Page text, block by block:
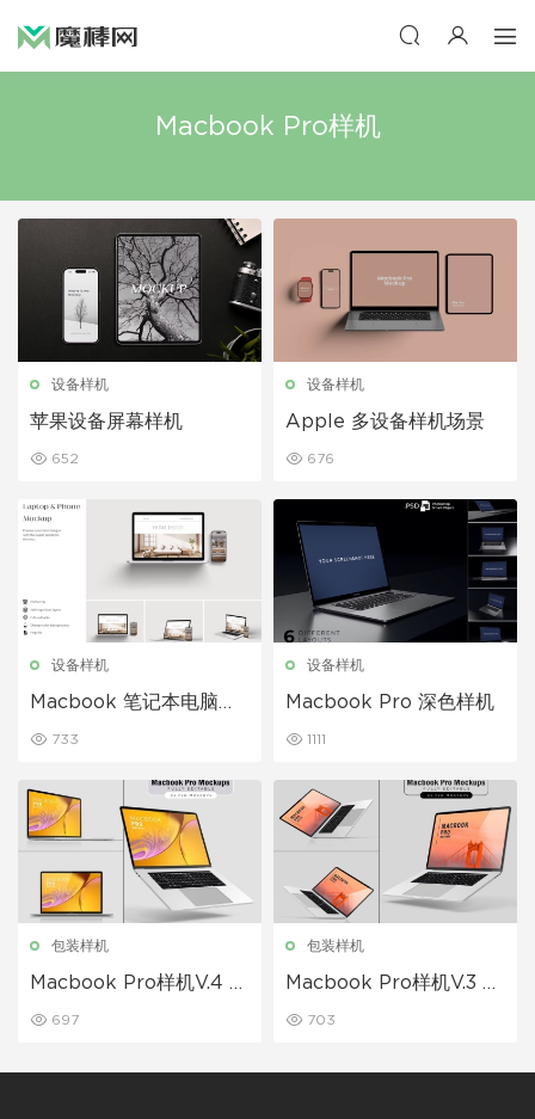
Macbook Pro样机
设备样机
苹果设备屏幕样机
652
设备样机
Apple 多设备样机场景
676
设备样机
Macbook 笔记本电脑和
733
设备样机
Macbook Pro 深色样机
1111
包装样机
Macbook Pro样机V.4 苹
697
包装样机
Macbook Pro样机V.3 苹
703